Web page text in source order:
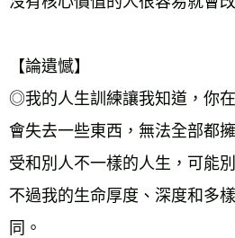
【論遺憾】
◎我的人生訓練讓我知道，你
會失去一些東西，無法全部都
受和別人不一樣的人生，可能
不過我的生命厚度、深度和多
同。